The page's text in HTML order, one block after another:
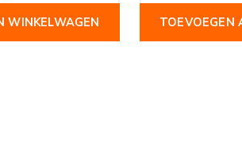
WINKELWAGEN TOEVOEGEN